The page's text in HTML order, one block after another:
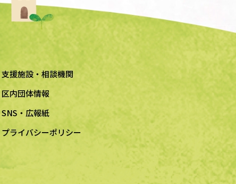
支援施設・相談機関
区内団体情報
SNS・広報紙
プライバシーポリシー